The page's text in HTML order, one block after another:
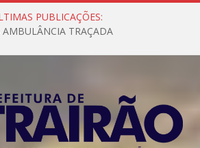
PUBLICAÇÕES:
AMBULÂNCIA TRAÇADA